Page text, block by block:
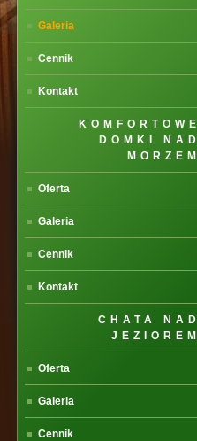
Galeria
Cennik
Kontakt
KOMFORTOWE
DOMKI NAD
MORZEM
Oferta
Galeria
Cennik
Kontakt
CHATA NAD
JEZIOREM
Oferta
Galeria
Cennik